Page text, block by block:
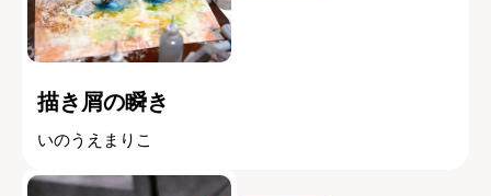
描き屑の瞬き
いのうえまりこ